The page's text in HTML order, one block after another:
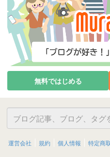
無料ではじめる
運営会社 規約 個人情報 特定商